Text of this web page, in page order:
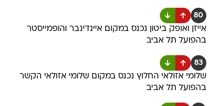
80
אייזן ואופק ביטון נכנס במקום איינדינבר והופמייסטר
בהפועל תל אביב
83
שלומי אזולאי החלוץ נכנס במקום שלומי אזולאי הקשר
בהפועל תל אביב